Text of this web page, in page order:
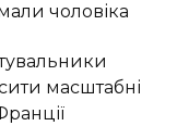
чоловіка
масштабні